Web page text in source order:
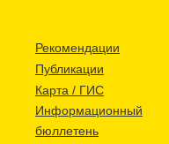
Рекомендации
Публикации
Карта / ГИС
Информационный
бюллетень